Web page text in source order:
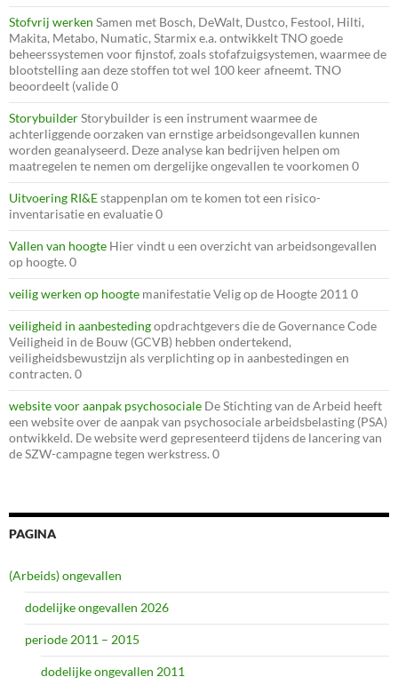
Stofvrij werken Samen met Bosch, DeWalt, Dustco, Festool, Hilti,
Makita, Metabo, Numatic, Starmix e.a. ontwikkelt TNO goede
beheerssystemen voor fijnstof, zoals stofafzuigsystemen, waarmee de
blootstelling aan deze stoffen tot wel 100 keer afneemt. TNO
beoordeelt (valide 0
StorybuilderStorybuilder is een instrument waarmee de
achterliggende oorzaken van ernstige arbeidsongevallen kunnen
worden geanalyseerd. Deze analyse kan bedrijven helpen om
maatregelen te nemen om dergelijke ongevallen te voorkomen 0
Uitvoering RI&Estappenplan om te komen tot een risico-
inventarisatie en evaluatie 0
Vallen van hoogte Hier vindt u een overzicht van arbeidsongevallen
op hoogte. 0
veilig werken op hoogte manifestatie Velig op de Hoogte 2011 0
veiligheid in aanbestedingopdrachtgevers die de Governance Code
Veiligheid in de Bouw (GCVB) hebben ondertekend,
veiligheidsbewustzijn als verplichting op in aanbestedingen en
contracten. 0
website voor aanpak psychosociale De Stichting van de Arbeid heeft
een website over de aanpak van psychosociale arbeidsbelasting (PSA)
ontwikkeld. De website werd gepresenteerd tijdens de lancering van
de SZW-campagne tegen werkstress. 0
PAGINA
(Arbeids) ongevallen
dodelijke ongevallen 2026
periode 2011 – 2015
dodelijke ongevallen 2011